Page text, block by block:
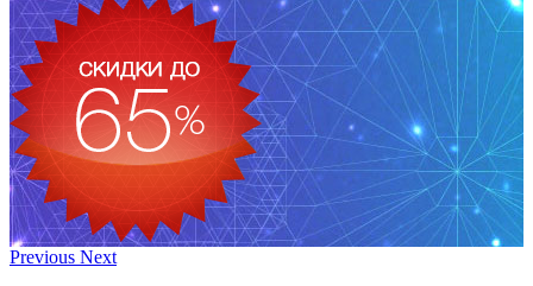
Previous Next